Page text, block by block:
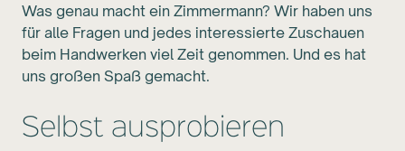
Was genau macht ein Zimmermann? Wir haben uns
für alle Fragen und jedes interessierte Zuschauen
beim Handwerken viel Zeit genommen. Und es hat
uns großen Spaß gemacht.
Selbst ausprobieren